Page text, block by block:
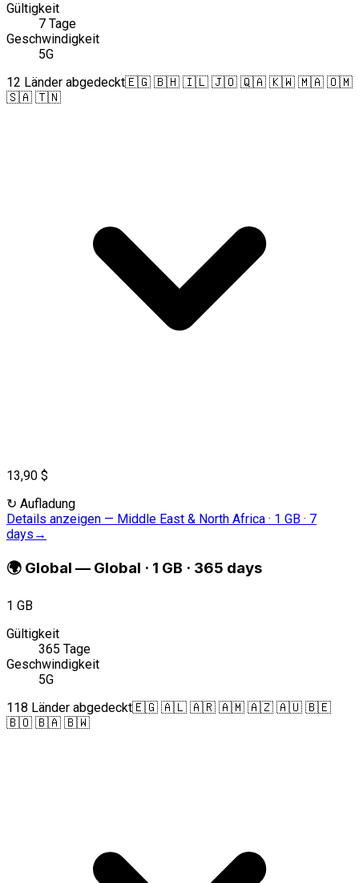
Gültigkeit
7 Tage
Geschwindigkeit
5G
12 Länder abgedeckt🇪🇬 🇧🇭 🇮🇱 🇯🇴 🇶🇦 🇰🇼 🇲🇦 🇴🇲
🇸🇦 🇹🇳
13,90 $
↻ Aufladung
Details anzeigen — Middle East & North Africa · 1 GB · 7
days →
🌍 Global — Global · 1 GB · 365 days
1 GB
Gültigkeit
365 Tage
Geschwindigkeit
5G
118 Länder abgedeckt🇪🇬 🇦🇱 🇦🇷 🇦🇲 🇦🇿 🇦🇺 🇧🇪
🇧🇴 🇧🇦 🇧🇼